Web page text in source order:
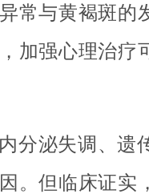
常与黄褐斑的
加强心理治疗
分泌失调、遗
。但临床证实